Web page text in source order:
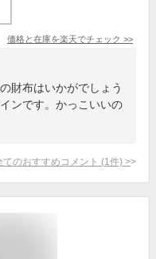
価格と在庫を楽天でチェック >>
財布はいかがでしょう
ンです。かっこいいの
てのおすすめコメント (1 件) >